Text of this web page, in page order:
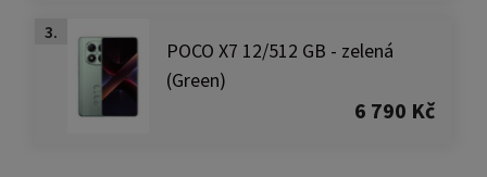
3.
POCO X7 12/512 GB - zelená
(Green)
6 790 Kč